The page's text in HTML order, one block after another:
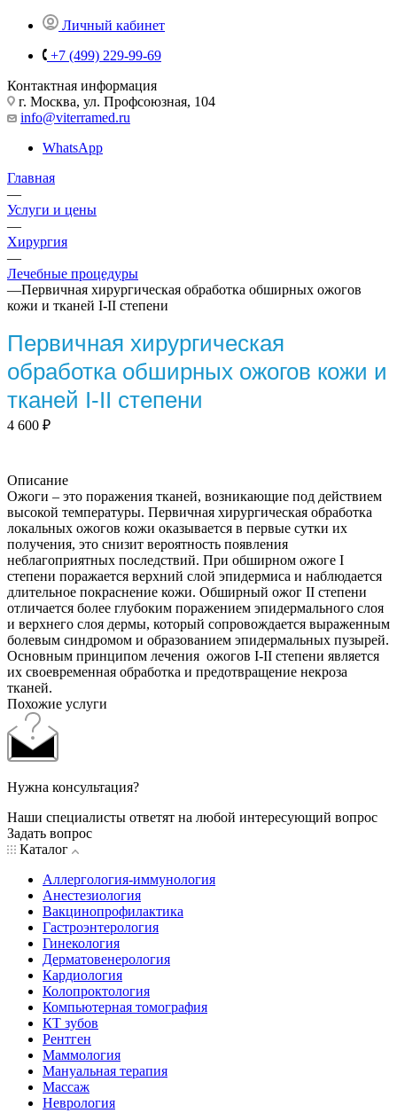
Личный кабинет
+7 (499) 229-99-69
Контактная информация
г. Москва, ул. Профсоюзная, 104
info@viterramed.ru
WhatsApp
Главная
—
Услуги и цены
—
Хирургия
—
Лечебные процедуры
—Первичная хирургическая обработка обширных ожогов
кожи и тканей I-II степени
Первичная хирургическая
обработка обширных ожогов кожи и
тканей I-II степени
4 600 ₽
Описание
Ожоги – это поражения тканей, возникающие под действием
высокой температуры. Первичная хирургическая обработка
локальных ожогов кожи оказывается в первые сутки их
получения, это снизит вероятность появления
неблагоприятных последствий. При обширном ожоге I
степени поражается верхний слой эпидермиса и наблюдается
длительное покраснение кожи. Обширный ожог II степени
отличается более глубоким поражением эпидермального слоя
и верхнего слоя дермы, который сопровождается выраженным
болевым синдромом и образованием эпидермальных пузырей.
Основным принципом лечения ожогов I-II степени является
их своевременная обработка и предотвращение некроза
тканей.
Похожие услуги
Нужна консультация?
Наши специалисты ответят на любой интересующий вопрос
Задать вопрос
Каталог
Аллергология-иммунология
Анестезиология
Вакцинопрофилактика
Гастроэнтерология
Гинекология
Дерматовенерология
Кардиология
Колопроктология
Компьютерная томография
КТ зубов
Рентген
Маммология
Мануальная терапия
Массаж
Неврология